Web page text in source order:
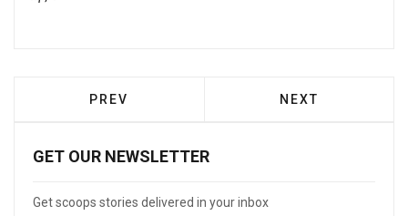
PREVIOUS ARTICLE: ΟΛΠ Α.Ε.: ΤΡΕΙΣ
PREV NEXT
NEXT
GET OUR NEWSLETTER
Get scoops stories delivered in your inbox